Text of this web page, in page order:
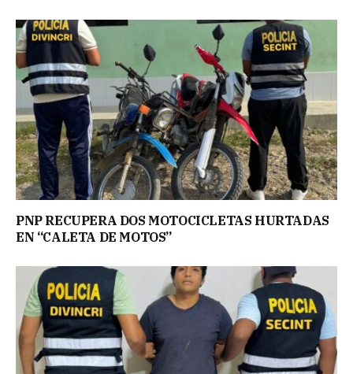
PNP RECUPERA DOS MOTOCICLETAS HURTADAS
EN “CALETA DE MOTOS”